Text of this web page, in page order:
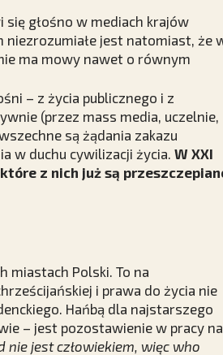
głośno w mediach krajów
niezrozumiałe jest natomiast, że
ma mowy nawet o równym
– z życia publicznego i z
(przez mass media, uczelnie,
są żądania zakazu
w duchu cywilizacji życia. W XXI
z nich już są
miastach Polski. To na
i prawa do życia nie
Hańbą dla najstarszego
– jest pozostawienie w pracy na
nie jest człowiekiem, więc who